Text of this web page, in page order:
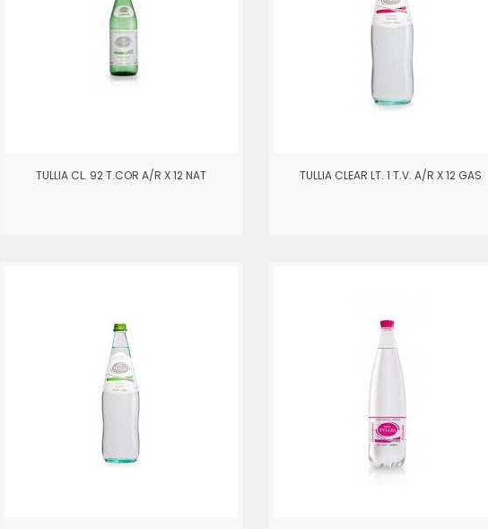
TULLIA CL. 92 T.COR A/R X 12 NAT TULLIA CLEAR LT. 1 T.V. A/R X 12 GAS